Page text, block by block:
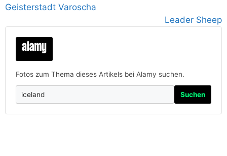
Geisterstadt Varoscha
Leader Sheep
Fotos zum Thema dieses Artikels bei Alamy suchen.
Suchen